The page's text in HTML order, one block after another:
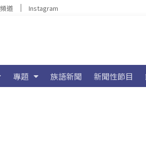
道 Instagram
專題 族語新聞 新聞性節目